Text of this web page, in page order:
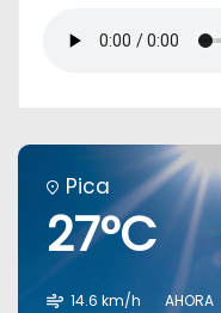
Pica
27°C
14.6 km/h
AHORA